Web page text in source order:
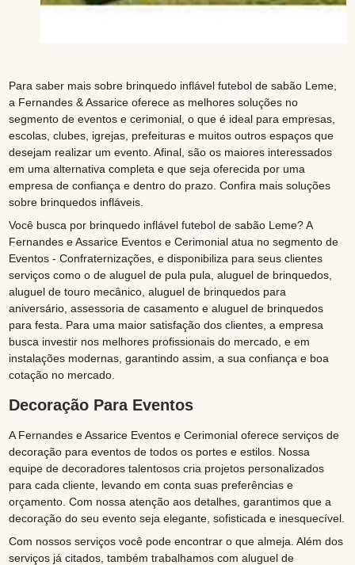
Para saber mais sobre brinquedo inflável futebol de sabão Leme,
a Fernandes & Assarice oferece as melhores soluções no
segmento de eventos e cerimonial, o que é ideal para empresas,
escolas, clubes, igrejas, prefeituras e muitos outros espaços que
desejam realizar um evento. Afinal, são os maiores interessados
em uma alternativa completa e que seja oferecida por uma
empresa de confiança e dentro do prazo. Confira mais soluções
sobre brinquedos infláveis.
Você busca por brinquedo inflável futebol de sabão Leme? A
Fernandes e Assarice Eventos e Cerimonial atua no segmento de
Eventos - Confraternizações, e disponibiliza para seus clientes
serviços como o de aluguel de pula pula, aluguel de brinquedos,
aluguel de touro mecânico, aluguel de brinquedos para
aniversário, assessoria de casamento e aluguel de brinquedos
para festa. Para uma maior satisfação dos clientes, a empresa
busca investir nos melhores profissionais do mercado, e em
instalações modernas, garantindo assim, a sua confiança e boa
cotação no mercado.
Decoração Para Eventos
A Fernandes e Assarice Eventos e Cerimonial oferece serviços de
decoração para eventos de todos os portes e estilos. Nossa
equipe de decoradores talentosos cria projetos personalizados
para cada cliente, levando em conta suas preferências e
orçamento. Com nossa atenção aos detalhes, garantimos que a
decoração do seu evento seja elegante, sofisticada e inesquecível.
Com nossos serviços você pode encontrar o que almeja. Além dos
serviços já citados, também trabalhamos com aluguel de